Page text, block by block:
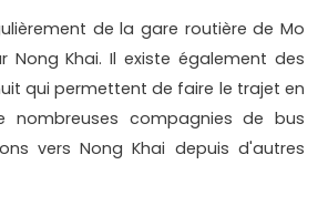
de la gare routière de Mo
Nong Khai. Il existe également des
qui permettent de faire le trajet en
nombreuses compagnies de bus
vers Nong Khai depuis d'autres